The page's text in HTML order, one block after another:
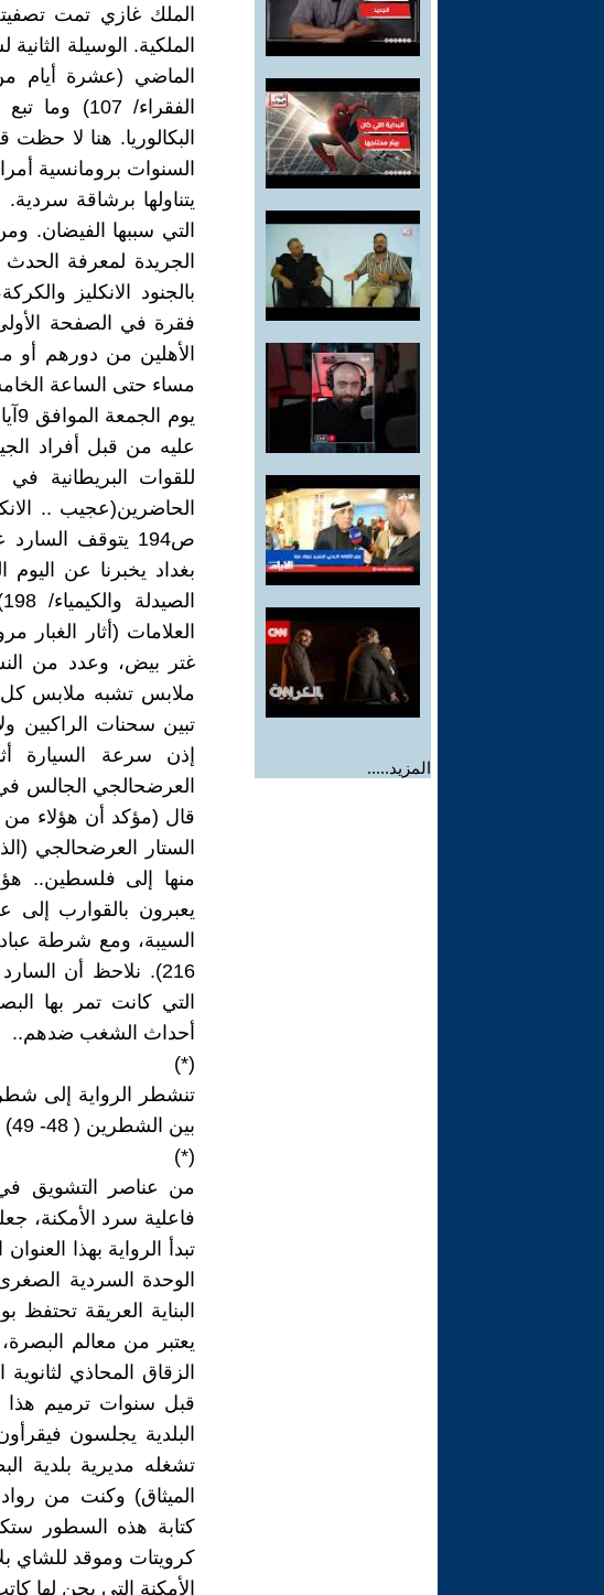
المزيد.....
الملكية. الوسيلة
الماضي (عشرة أيام
الفقراء/
البكالوريا. هنا لا حظت
السنوات برومانسية
يتناولها برشاقة
التي سببها الفيضان.
الجريدة لمعرفة الحدث
بالجنود الانكليز
فقرة في الصفحة
الأهلين من دورهم أو
مساء حتى الساعة
عليه من قبل أفراد
الحاضرين(عجيب ..
ص194 يتوقف
بغداد يخبرنا عن
العلامات (أثار
غتر بيض، وعدد من
تبين سحنات الراكبين
إذن سرعة السيارة
العرضحالجي الجالس
قال (مؤكد أن هؤلاء
الستار العرضحالجي
منها إلى فلسطين..
يعبرون بالقوارب
السيبة، ومع شرطة
216). نلاحظ أن
التي كانت تمر بها
أحداث الشغب ضدهم..
(*)
تنشطر الرواية إلى
بين الشطرين ( 48- 49) (89- 91) ثم تنشطر الرواية إلى شطريّ البصرة / بغداد
(*)
من عناصر التشويق في
فاعلية سرد الأمكنة،
تبدأ الرواية بهذا
الوحدة السردية
البناية العريقة تحتفظ
يعتبر من معالم
الزقاق المحاذي
البلدية يجلسون
تشغله مديرية بلدية
الميثاق) وكنت من
كتابة هذه السطور
كرويتات وموقد للشاي
الأمكنة التي يحن لها